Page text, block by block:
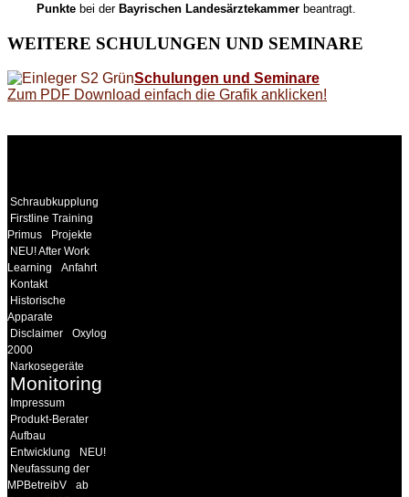
Punkte bei derBayrischen Landesärztekammer beantragt.
WEITERE SCHULUNGEN UND SEMINARE
Schulungen und Seminare
Zum PDF Download einfach die Grafik anklicken!
Schraubkupplung
Firstline Training
Primus
Projekte
NEU! After Work
Learning
Anfahrt
Kontakt
Historische
Apparate
Disclaimer
Oxylog
2000
Narkosegeräte
Monitoring
Impressum
Produkt-Berater
Aufbau
Entwicklung
NEU!
Neufassung der
MPBetreibV
ab